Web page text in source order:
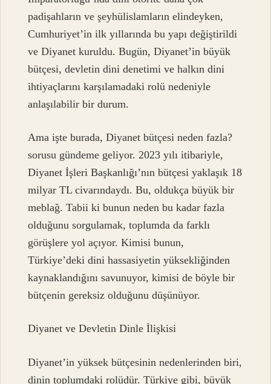
padişahların ve şeyhülislamların elindeyken,
Cumhuriyet’in ilk yıllarında bu yapı değiştirildi
ve Diyanet kuruldu. Bugün, Diyanet’in büyük
bütçesi, devletin dini denetimi ve halkın dini
ihtiyaçlarını karşılamadaki rolü nedeniyle
anlaşılabilir bir durum.
Ama işte burada, Diyanet bütçesi neden fazla?
sorusu gündeme geliyor. 2023 yılı itibariyle,
Diyanet İşleri Başkanlığı’nın bütçesi yaklaşık 18
milyar TL civarındaydı. Bu, oldukça büyük bir
meblağ. Tabii ki bunun neden bu kadar fazla
olduğunu sorgulamak, toplumda da farklı
görüşlere yol açıyor. Kimisi bunun,
Türkiye’deki dini hassasiyetin yüksekliğinden
kaynaklandığını savunuyor, kimisi de böyle bir
bütçenin gereksiz olduğunu düşünüyor.
Diyanet ve Devletin Dinle İlişkisi
Diyanet’in yüksek bütçesinin nedenlerinden biri,
dinin toplumdaki rolüdür. Türkiye gibi, büyük